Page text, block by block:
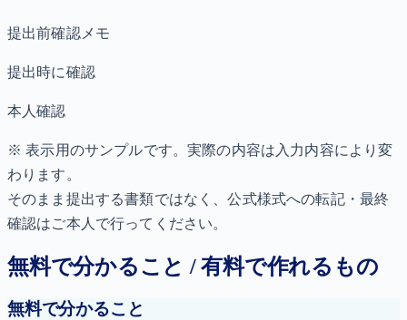
提出前確認メモ
提出時に確認
本人確認
※ 表示用のサンプルです。実際の内容は入力内容により変
わります。
そのまま提出する書類ではなく、公式様式への転記・最終
確認はご本人で行ってください。
無料で分かること / 有料で作れるもの
無料で分かること